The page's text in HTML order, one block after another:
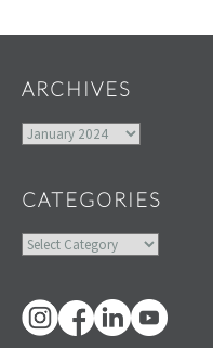
ARCHIVES
Archives
CATEGORIES
Categories